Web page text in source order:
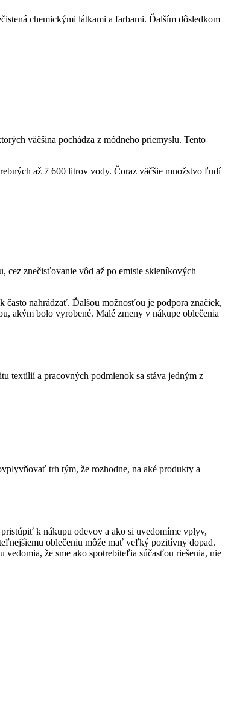
chemickými látkami a farbami. Ďalším dôsledkom
väčšina pochádza z módneho priemyslu. Tento
až 7 600 litrov vody. Čoraz väčšie množstvo ľudí
cez znečisťovanie vôd až po emisie skleníkových
nahrádzať. Ďalšou možnosťou je podpora značiek,
akým bolo vyrobené. Malé zmeny v nákupe oblečenia
textílií a pracovných podmienok sa stáva jedným z
trh tým, že rozhodne, na aké produkty a
k nákupu odevov a ako si uvedomíme vplyv,
oblečeniu môže mať veľký pozitívny dopad.
že sme ako spotrebiteľia súčasťou riešenia, nie